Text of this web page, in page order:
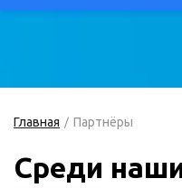
Главная Партнёры
Среди